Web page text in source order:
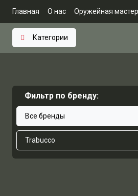
Главная О нас Оружейная
Категории
Фильтр по бренду:
Все бренды
Trabucco